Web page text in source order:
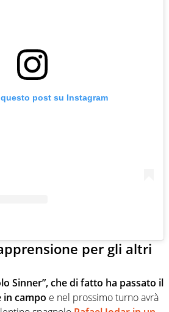
post su Instagram
per gli altri
Sinner”, che di fatto ha passato il
in campo e nel prossimo turno avrà